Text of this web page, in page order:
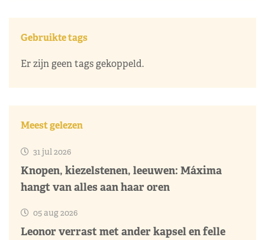
Gebruikte tags
Er zijn geen tags gekoppeld.
Meest gelezen
31 jul 2026
Knopen, kiezelstenen, leeuwen: Máxima
hangt van alles aan haar oren
05 aug 2026
Leonor verrast met ander kapsel en felle